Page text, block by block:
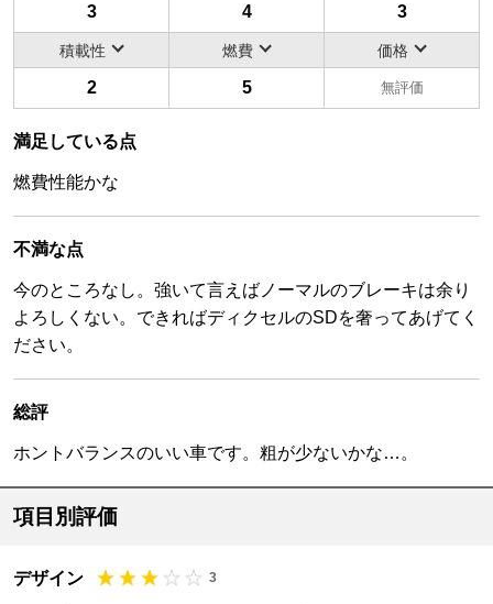
3 4 3
積載性 燃費 価格
2 5 無評価
満足している点
燃費性能かな
不満な点
今のところなし。強いて言えばノーマルのブレーキは余り
よろしくない。できればディクセルのSDを奢ってあげてく
ださい。
総評
ホントバランスのいい車です。粗が少ないかな…。
項目別評価
デザイン 3